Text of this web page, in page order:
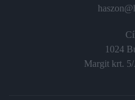
1024
Margit krt.